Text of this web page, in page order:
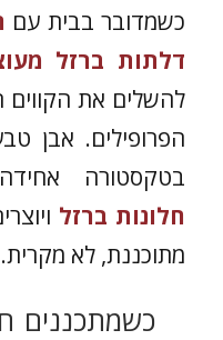
כשמדובר בבית עם
דלתות ברזל
להשלים את הקווים
הפרופילים. אבן
בטקסטורה
חלונות ברזל
מתוכננת, לא מקרית.
כשמתכננים